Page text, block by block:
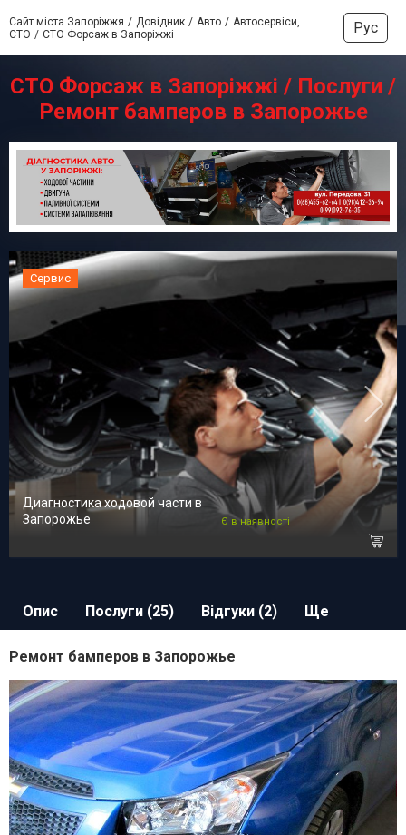
Сайт міста Запоріжжя Довідник Авто
Автосервіси,
СТО
СТО Форсаж в Запоріжжі Рус
СТО Форсаж в Запоріжжі / Послуги /
Ремонт бамперов в Запорожье
Сервис
Диагностика ходовой части в
Запорожье
Є в наявності
Опис Послуги (25) Відгуки (2) Ще
Ремонт бамперов в Запорожье